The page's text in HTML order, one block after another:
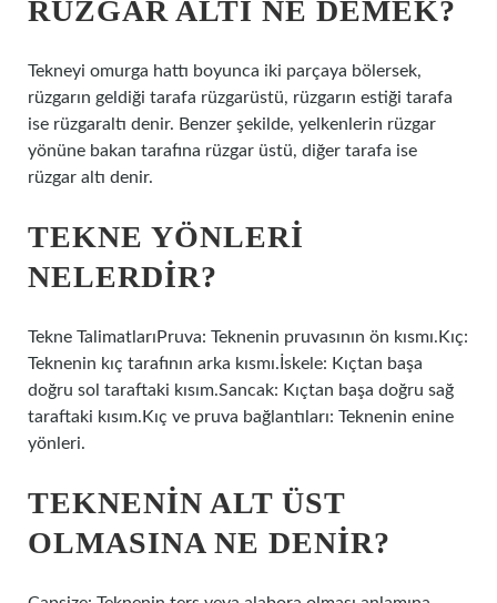
RÜZGÂR ALTI NE DEMEK?
Tekneyi omurga hattı boyunca iki parçaya bölersek,
rüzgarın geldiği tarafa rüzgarüstü, rüzgarın estiği tarafa
ise rüzgaraltı denir. Benzer şekilde, yelkenlerin rüzgar
yönüne bakan tarafına rüzgar üstü, diğer tarafa ise
rüzgar altı denir.
TEKNE YÖNLERI
NELERDIR?
Tekne TalimatlarıPruva: Teknenin pruvasının ön kısmı.Kıç:
Teknenin kıç tarafının arka kısmı.İskele: Kıçtan başa
doğru sol taraftaki kısım.Sancak: Kıçtan başa doğru sağ
taraftaki kısım.Kıç ve pruva bağlantıları: Teknenin enine
yönleri.
TEKNENIN ALT ÜST
OLMASINA NE DENIR?